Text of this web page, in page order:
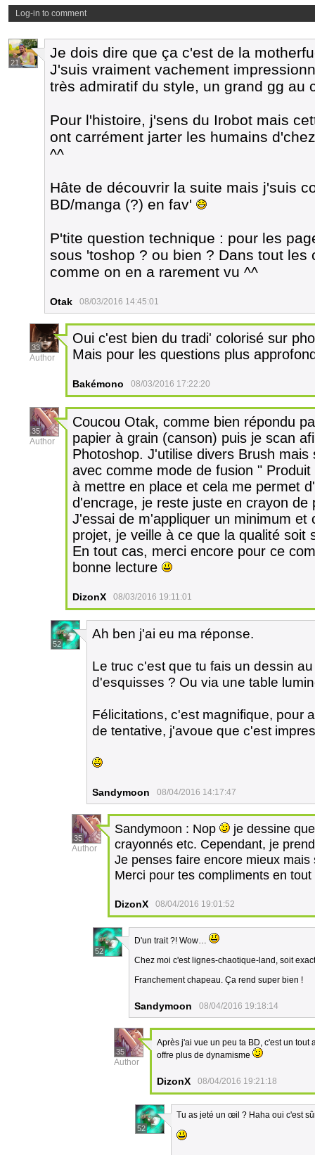
Log-in to comment
21
Je dois dire que ça c'est de la
J'suis vraiment vachement
très admiratif du style, un grand gg au
Pour l'histoire, j'sens du Irobot mais
ont carrément jarter les humains
^^
Hâte de découvrir la suite mais j'suis
BD/manga (?) en fav'
P'tite question technique : pour les
sous 'toshop ? ou bien ? Dans tout
comme on en a rarement vu ^^
Otak 08/03/2016 14:45:01
33
Author
Oui c'est bien du tradi' colorisé sur
Mais pour les questions plus
Bakémono 08/03/2016 17:22:20
35
Author
Coucou Otak, comme bien répondu
papier à grain (canson) puis je scan
Photoshop. J'utilise divers Brush
avec comme mode de fusion "
à mettre en place et cela me permet
d'encrage, je reste juste en crayon
J'essai de m'appliquer un minimum
projet, je veille à ce que la qualité soit
En tout cas, merci encore pour ce
bonne lecture
DizonX 08/03/2016 19:11:01
52
Ah ben j'ai eu ma réponse.
Le truc c'est que tu fais un dessin
d'esquisses ? Ou via une table
Félicitations, c'est magnifique, pour
de tentative, j'avoue que c'est
Sandymoon 08/04/2016 14:17:47
35
Author
Sandymoon : Nop
je dessine
crayonnés etc. Cependant, je
Je penses faire encore mieux
Merci pour tes compliments en
DizonX 08/04/2016 19:01:52
52
D'un trait ?! Wow…
Chez moi c'est lignes-chaotique-land, soit
Franchement chapeau. Ça rend super bien !
Sandymoon 08/04/2016 19:18:14
35
Author
Après j'ai vue un peu ta BD, c'est un
offre plus de dynamisme
DizonX 08/04/2016 19:21:18
52
Tu as jeté un œil ? Haha oui c'est